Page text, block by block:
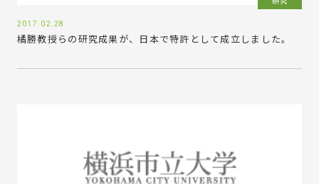
2017.02.28
橘勝教授らの研究成果が、日本で特許として成立しました。